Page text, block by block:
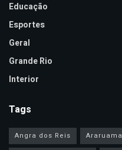
Educação
Esportes
Geral
Grande Rio
Interior
Tags
Angra dos Reis Araruama